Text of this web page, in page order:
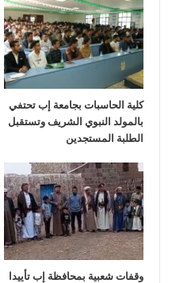
كلية الحاسبات بجامعة إب تحتفي
بالمولد النبوي الشريف وتستقبل
الطلبة المستجدين
وقفات شعبية بمحافظة إب تأييدا